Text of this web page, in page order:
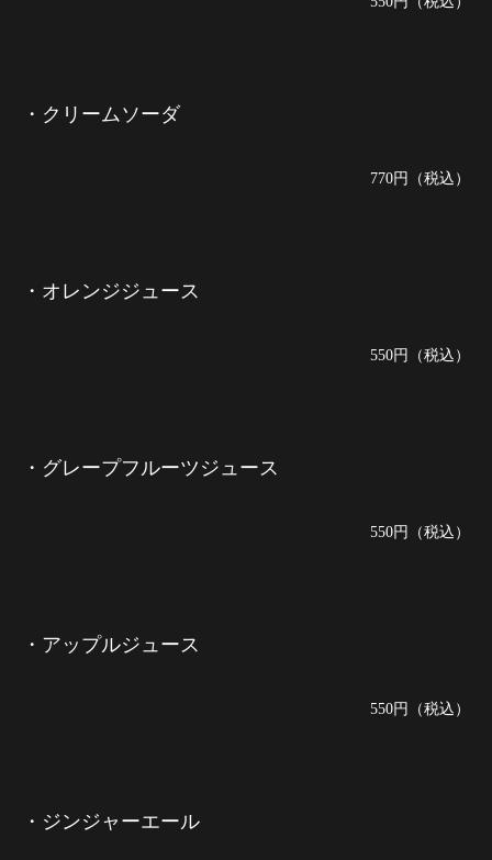
・クリームソーダ
770円（税込）
・オレンジジュース
550円（税込）
・グレープフルーツジュース
550円（税込）
・アップルジュース
550円（税込）
・ジンジャーエール